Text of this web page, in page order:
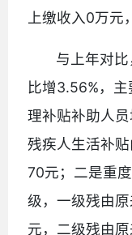
上缴收入0万元
与上年对
比增3.56%，
理补贴补助人
残疾人生活补
70元；二是重
级，一级残由
元，二级残由